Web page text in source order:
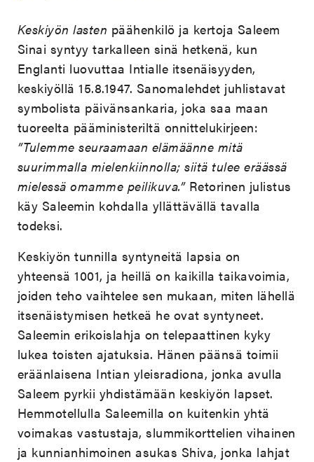
Keskiyön lasten päähenkilö ja kertoja Saleem
Sinai syntyy tarkalleen sinä hetkenä, kun
Englanti luovuttaa Intialle itsenäisyyden,
keskiyöllä 15.8.1947. Sanomalehdet juhlistavat
symbolista päivänsankaria, joka saa maan
tuoreelta pääministeriltä onnittelukirjeen:
”Tulemme seuraamaan elämäänne mitä
suurimmalla mielenkiinnolla; siitä tulee eräässä
mielessä omamme peilikuva.”Retorinen julistus
käy Saleemin kohdalla yllättävällä tavalla
todeksi.
Keskiyön tunnilla syntyneitä lapsia on
yhteensä 1001, ja heillä on kaikilla taikavoimia,
joiden teho vaihtelee sen mukaan, miten lähellä
itsenäistymisen hetkeä he ovat syntyneet.
Saleemin erikoislahja on telepaattinen kyky
lukea toisten ajatuksia. Hänen päänsä toimii
eräänlaisena Intian yleisradiona, jonka avulla
Saleem pyrkii yhdistämään keskiyön lapset.
Hemmotellulla Saleemilla on kuitenkin yhtä
voimakas vastustaja, slummikorttelien vihainen
ja kunnianhimoinen asukas Shiva, jonka lahjat